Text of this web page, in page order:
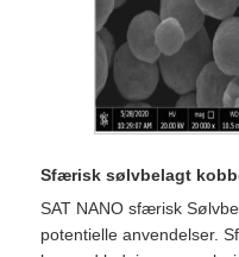
Sfærisk sølvbelagt
SAT NANO sfærisk
potentielle anvendelser.